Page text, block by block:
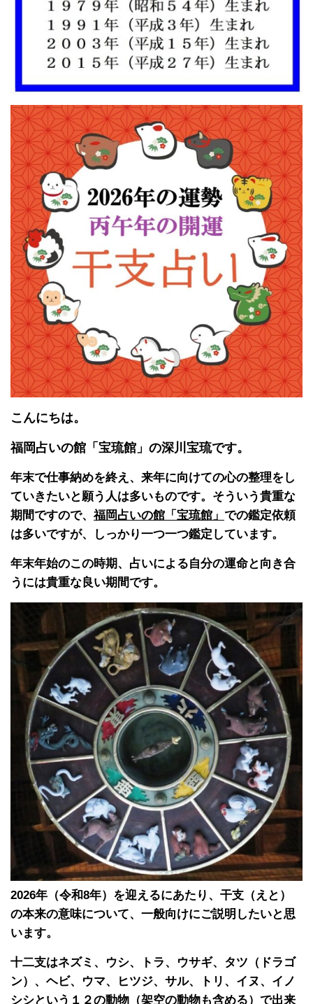
こんにちは。
福岡占いの館「宝琉館」の深川宝琉です。
年末で仕事納めを終え、来年に向けての心の整理をし
ていきたいと願う人は多いものです。そういう貴重な
期間ですので、福岡占いの館「宝琉館」 での鑑定依頼
は多いですが、しっかり一つ一つ鑑定しています。
年末年始のこの時期、占いによる自分の運命と向き合
うには貴重な良い期間です。
2026年（令和8年）を迎えるにあたり、干支（えと）
の本来の意味について、一般向けにご説明したいと思
います。
十二支はネズミ、ウシ、トラ、ウサギ、タツ（ドラゴ
ン）、ヘビ、ウマ、ヒツジ、サル、トリ、イヌ、イノ
シシという１２の動物（架空の動物も含める）で出来